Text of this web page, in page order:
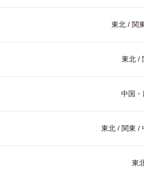
東北 / 関
東北 /
中国・
東北 / 関東 /
東